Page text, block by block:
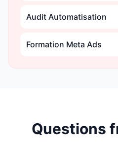
Audit Automatisation
Formation Meta Ads
Questions